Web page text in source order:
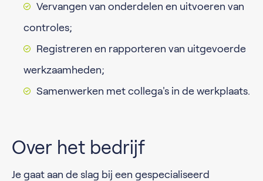
Vervangen van onderdelen en uitvoeren van
controles;
Registreren en rapporteren van uitgevoerde
werkzaamheden;
Samenwerken met collega's in de werkplaats.
Over het bedrijf
Je gaat aan de slag bij een gespecialiseerd